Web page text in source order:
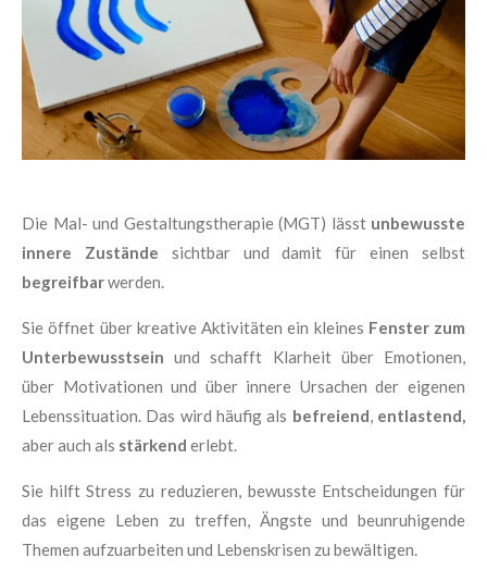
Die Mal- und Gestaltungstherapie (MGT) lässt unbewusste
innere Zustände sichtbar und damit für einen selbst
begreifbarwerden.
Sie öffnet über kreative Aktivitäten ein kleines Fenster zum
Unterbewusstsein und schafft Klarheit über Emotionen,
über Motivationen und über innere Ursachen der eigenen
Lebenssituation. Das wird häufig als befreiend, entlastend,
aber auch als stärkend erlebt.
Sie hilft Stress zu reduzieren, bewusste Entscheidungen für
das eigene Leben zu treffen, Ängste und beunruhigende
Themen aufzuarbeiten und Lebenskrisen zu bewältigen.